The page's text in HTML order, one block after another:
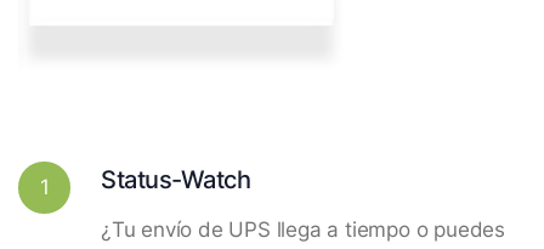
1 Status-Watch
¿Tu envío de UPS llega a tiempo o puedes